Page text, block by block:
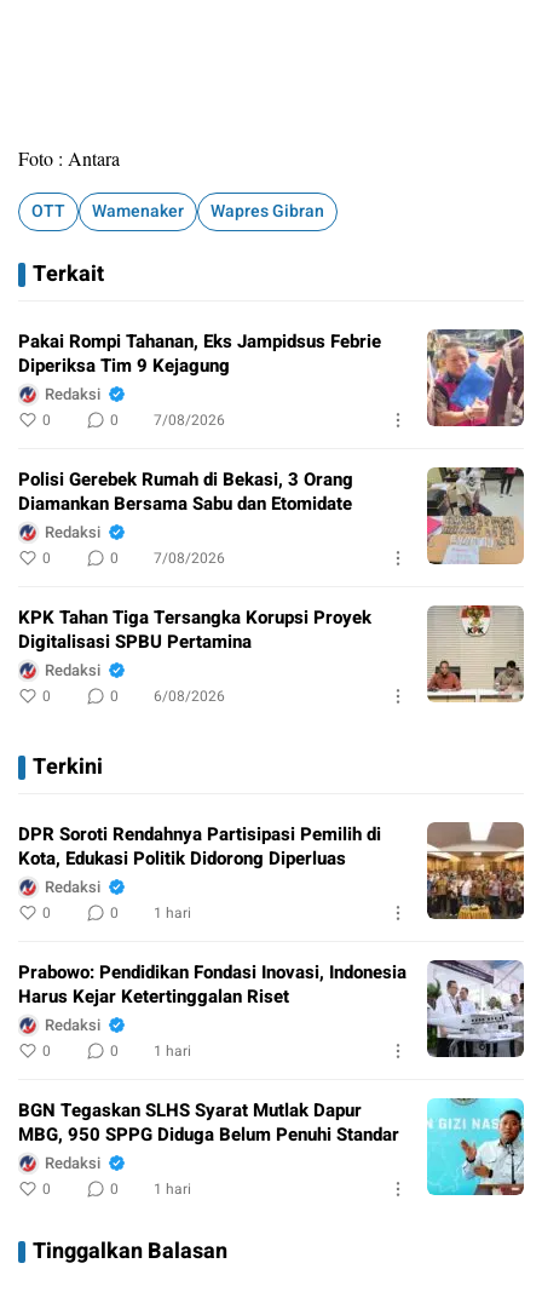
Foto : Antara
OTT Wamenaker Wapres Gibran
Terkait
Pakai Rompi Tahanan, Eks Jampidsus Febrie
Diperiksa Tim 9 Kejagung
Redaksi
0 0 7/08/2026
Polisi Gerebek Rumah di Bekasi, 3 Orang
Diamankan Bersama Sabu dan Etomidate
Redaksi
0 0 7/08/2026
KPK Tahan Tiga Tersangka Korupsi Proyek
Digitalisasi SPBU Pertamina
Redaksi
0 0 6/08/2026
Terkini
DPR Soroti Rendahnya Partisipasi Pemilih di
Kota, Edukasi Politik Didorong Diperluas
Redaksi
0 0 1 hari
Prabowo: Pendidikan Fondasi Inovasi, Indonesia
Harus Kejar Ketertinggalan Riset
Redaksi
0 0 1 hari
BGN Tegaskan SLHS Syarat Mutlak Dapur
MBG, 950 SPPG Diduga Belum Penuhi Standar
Redaksi
0 0 1 hari
Tinggalkan Balasan